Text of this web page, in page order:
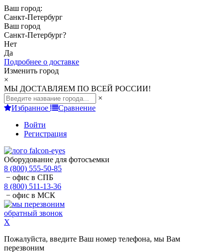
Ваш город:
Санкт-Петербург
Ваш город
Санкт-Петербург?
Нет
Да
Подробнее о доставке
Изменить город
×
МЫ ДОСТАВЛЯЕМ ПО ВСЕЙ РОССИИ!
×
Избранное
Сравнение
Войти
Регистрация
Оборудование для фотосъемки
8 (800) 555-50-85
− офис в СПБ
8 (800) 511-13-36
− офис в МСК
обратный звонок
X
Пожалуйста, введите Ваш номер телефона, мы Вам
перезвоним